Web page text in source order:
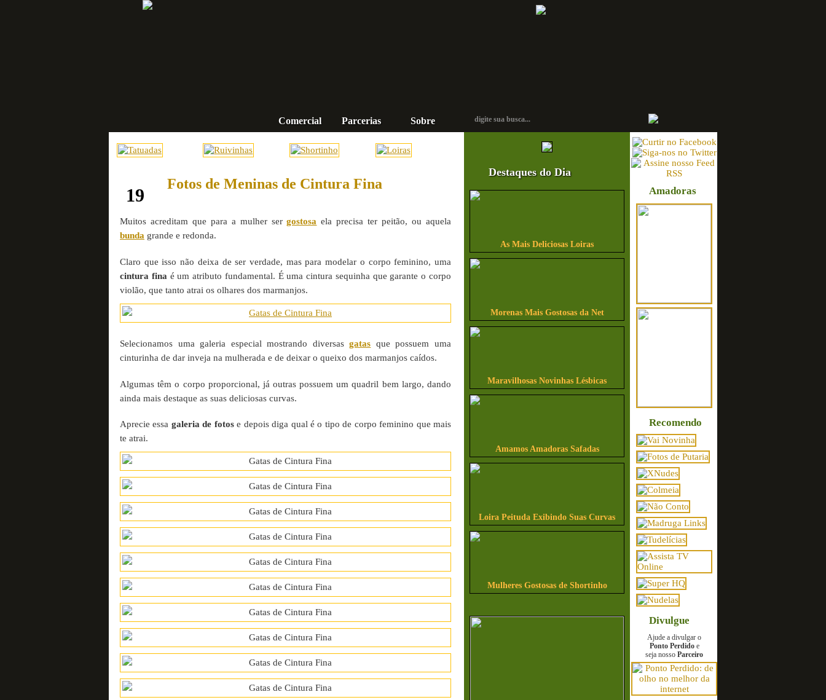
Sobre
Parcerias
Comercial
19
Fotos de Meninas de Cintura Fina
Muitos acreditam que para a mulher sergostosa ela precisa ter peitão, ou aquela
bunda grande e redonda.
Claro que isso não deixa de ser verdade, mas para modelar o corpo feminino, uma
cintura fina é um atributo fundamental. É uma cintura sequinha que garante o corpo
violão, que tanto atrai os olhares dos marmanjos.
Selecionamos uma galeria especial mostrando diversasgatas que possuem uma
cinturinha de dar inveja na mulherada e de deixar o queixo dos marmanjos caídos.
Algumas têm o corpo proporcional, já outras possuem um quadril bem largo, dando
ainda mais destaque as suas deliciosas curvas.
Aprecie essa galeria de fotose depois diga qual é o tipo de corpo feminino que mais
te atrai.
Destaques do Dia
As Mais Deliciosas Loiras
Morenas Mais Gostosas da Net
Maravilhosas Novinhas Lésbicas
Amamos Amadoras Safadas
Loira Peituda Exibindo Suas Curvas
Mulheres Gostosas de Shortinho
Amadoras
Recomendo
Divulgue
Ajude a divulgar o
Ponto Perdidoe
seja nosso Parceiro